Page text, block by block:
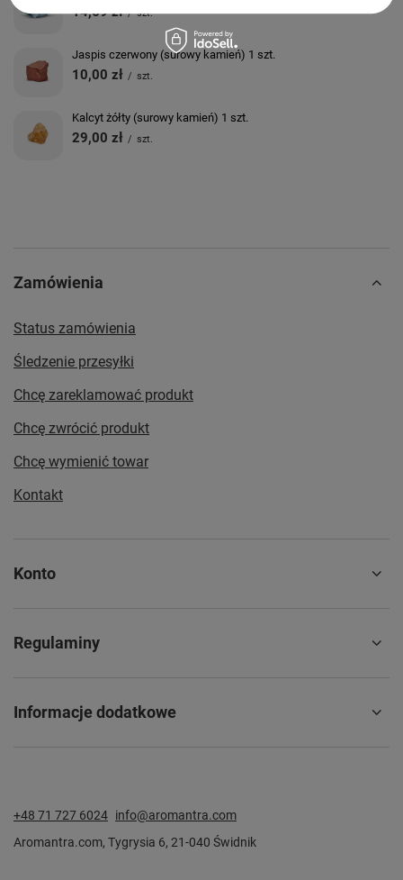
14,69 zł / szt.
Jaspis czerwony (surowy kamień) 1 szt.
10,00 zł / szt.
Kalcyt żółty (surowy kamień) 1 szt.
29,00 zł / szt.
Zamówienia
Status zamówienia
Śledzenie przesyłki
Chcę zareklamować produkt
Chcę zwrócić produkt
Chcę wymienić towar
Kontakt
Konto
Regulaminy
Informacje dodatkowe
+48 71 727 6024 info@aromantra.com
Aromantra.com, Tygrysia 6, 21-040 Świdnik